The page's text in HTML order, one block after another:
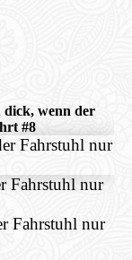
wenn der
#8
Fahrstuhl nur
Fahrstuhl nur